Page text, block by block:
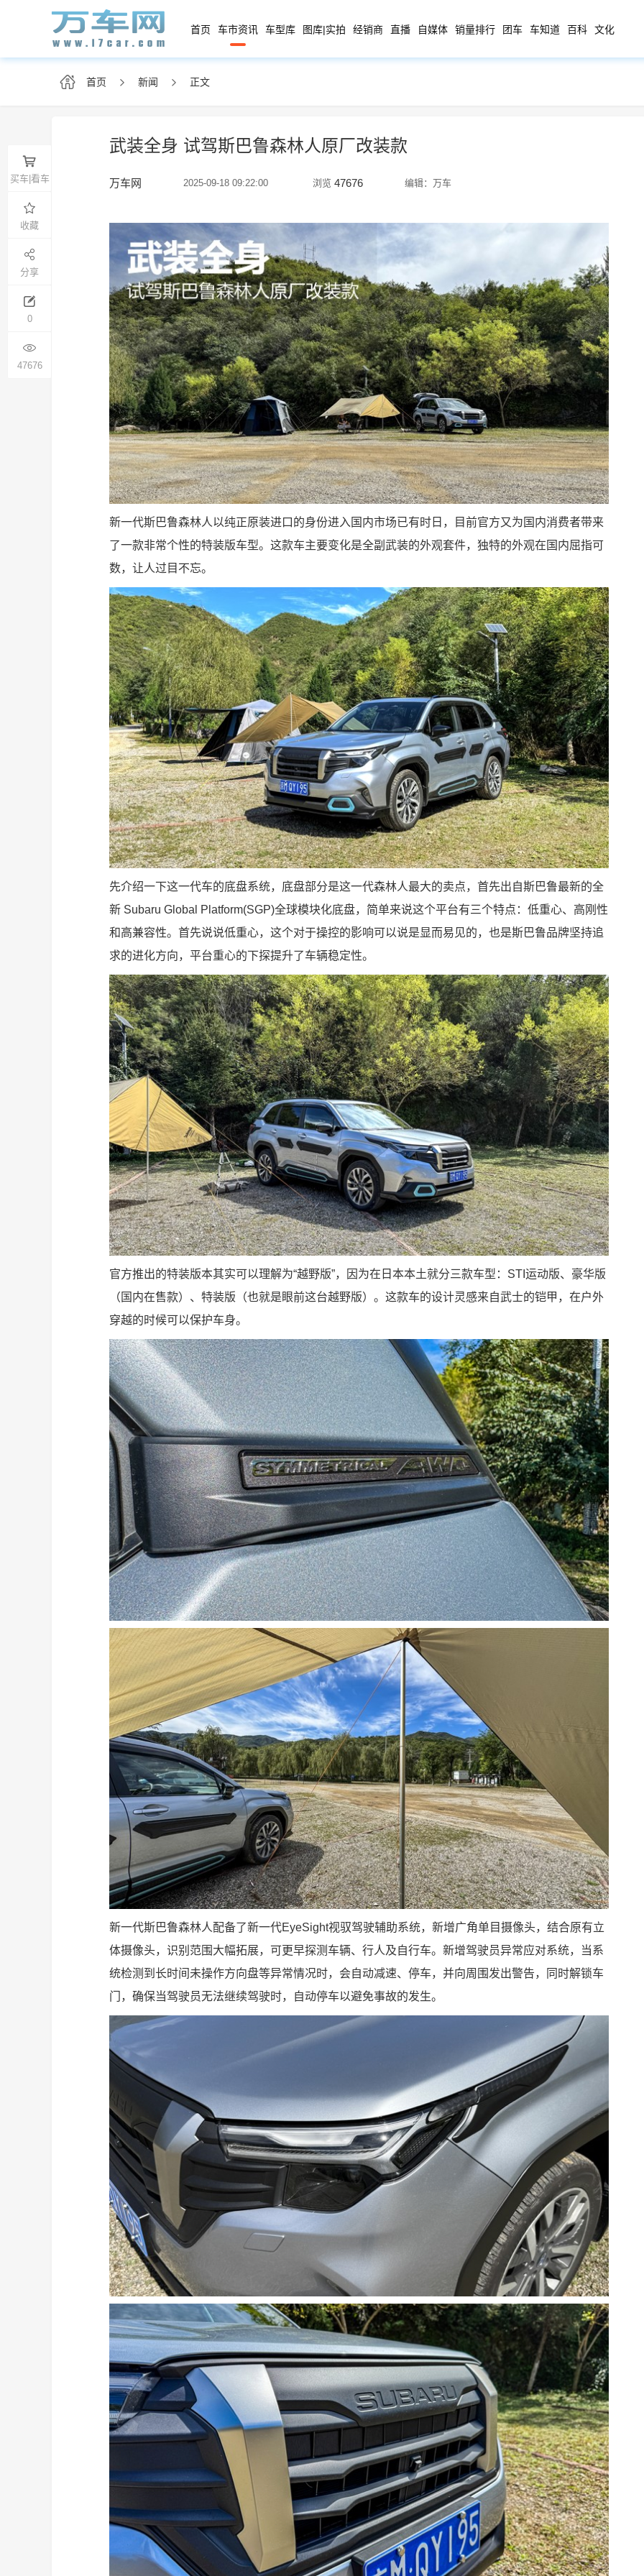
首页 车市资讯 车型库 图库|实拍 经销商 直播 自媒体 销量排行 团车 车知道 百科 文化
首页 新闻 正文
武装全身 试驾斯巴鲁森林人原厂改装款
万车网 2025-09-18 09:22:00 浏览 47676 编辑：万车
买车|看车
收藏
分享
0
47676
新一代斯巴鲁森林人以纯正原装进口的身份进入国内市场已有时日，目前官方又为国内消费者带来
了一款非常个性的特装版车型。这款车主要变化是全副武装的外观套件，独特的外观在国内屈指可
数，让人过目不忘。
先介绍一下这一代车的底盘系统，底盘部分是这一代森林人最大的卖点，首先出自斯巴鲁最新的全
新 Subaru Global Platform(SGP)全球模块化底盘，简单来说这个平台有三个特点：低重心、高刚性
和高兼容性。首先说说低重心，这个对于操控的影响可以说是显而易见的，也是斯巴鲁品牌坚持追
求的进化方向，平台重心的下探提升了车辆稳定性。
官方推出的特装版本其实可以理解为“越野版”，因为在日本本土就分三款车型：STI运动版、豪华版
（国内在售款）、特装版（也就是眼前这台越野版）。这款车的设计灵感来自武士的铠甲，在户外
穿越的时候可以保护车身。
新一代斯巴鲁森林人配备了新一代EyeSight视驭驾驶辅助系统，新增广角单目摄像头，结合原有立
体摄像头，识别范围大幅拓展，可更早探测车辆、行人及自行车。新增驾驶员异常应对系统，当系
统检测到长时间未操作方向盘等异常情况时，会自动减速、停车，并向周围发出警告，同时解锁车
门，确保当驾驶员无法继续驾驶时，自动停车以避免事故的发生。